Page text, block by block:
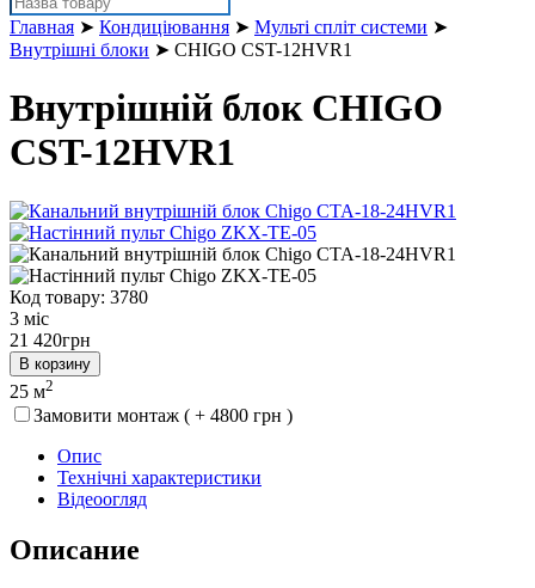
Главная ➤ Кондиціювання ➤ Мульті спліт системи ➤
Внутрішні блоки ➤ CHIGO CST-12HVR1
Внутрішній блок CHIGO
CST-12HVR1
Код товару: 3780
3 міс
21 420грн
В корзину
25 м2
Замовити монтаж ( + 4800 грн )
Опис
Технічні характеристики
Відеоогляд
Описание